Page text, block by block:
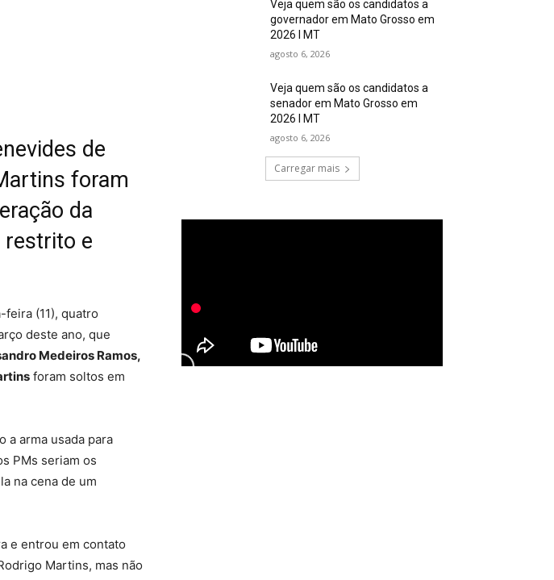
de
foram
da
restrito e
(11), quatro
deste ano, que
Medeiros Ramos,
foram soltos em
a arma usada para
PMs seriam os
na cena de um
e entrou em contato
Martins, mas não
Veja quem são os candidatos a
governador em Mato Grosso em
2026 I MT
agosto 6, 2026
Veja quem são os candidatos a
senador em Mato Grosso em
2026 I MT
agosto 6, 2026
Carregar mais